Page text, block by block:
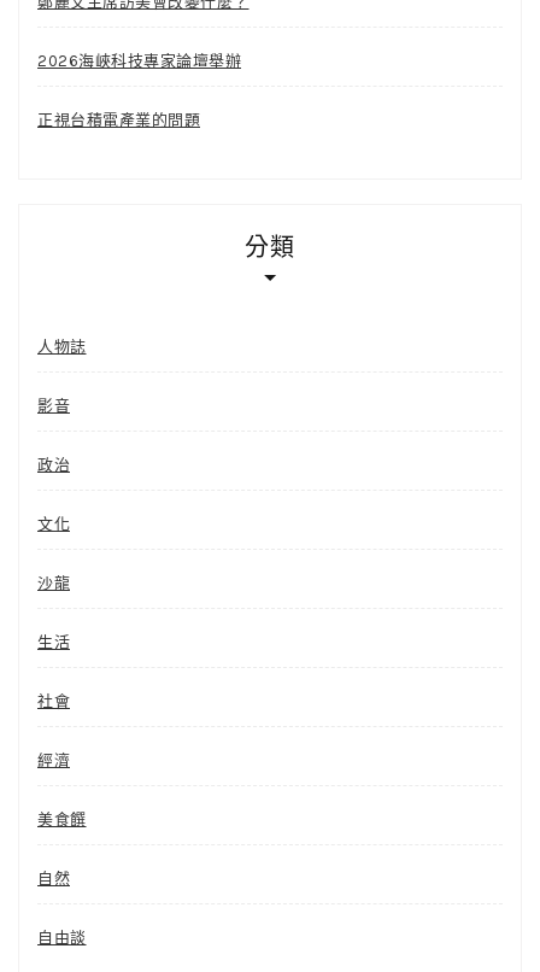
2026海峽科技專家論壇舉辦
正視台積電產業的問題
分類
人物誌
影音
政治
文化
沙龍
生活
社會
經濟
美食饌
自然
自由談